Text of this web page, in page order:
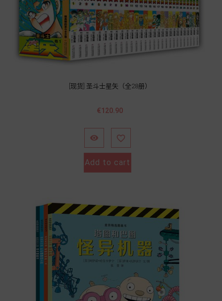
[现货] 圣斗士星矢（全28册）
Price
€120.90
 
Add to cart